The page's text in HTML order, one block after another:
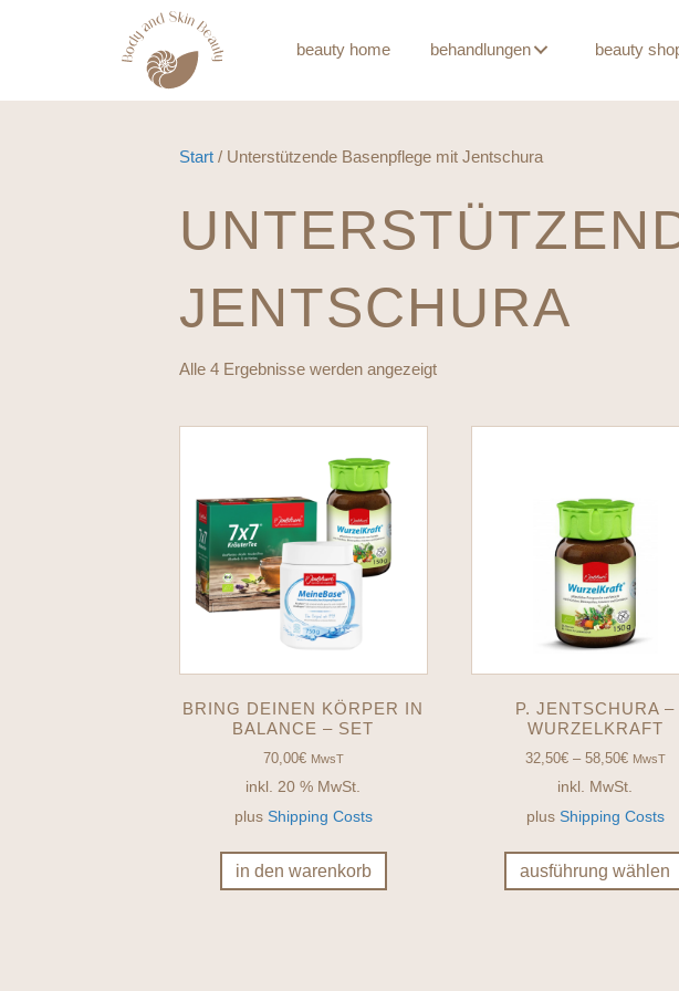
beauty home behandlungen beauty
Start / Unterstützende Basenpflege mit Jentschura
JENTSCHURA
Alle 4 Ergebnisse werden angezeigt
BRING DEINEN KÖRPER IN
BALANCE – SET
70,00€ MwsT
inkl. 20 % MwSt.
plus Shipping Costs
in den warenkorb
P. JENTSCHURA –
WURZELKRAFT
32,50€– 58,50€ MwsT
inkl. MwSt.
plus Shipping Costs
ausführung wählen